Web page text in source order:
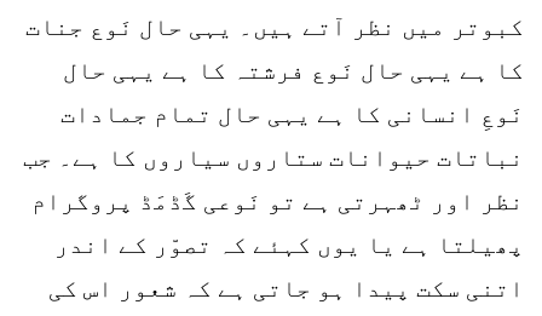
کبوتر میں نظر آتے ہیں۔ یہی حال نَوع جنات
کا ہے یہی حال نَوع فرشتہ کا ہے یہی حال
نَوعِ انسانی کا ہے یہی حال تمام جمادات
نباتات حیوانات ستاروں سیاروں کا ہے۔ جب
نظر اور ٹھہرتی ہے تو نَوعی گَڈمَڈ پروگرام
پھیلتا ہے یا یوں کہئے کہ تصوّر کے اندر
اتنی سکت پیدا ہو جاتی ہے کہ شعور اس کی